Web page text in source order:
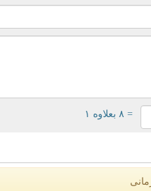
= ۸ بعلاوه ۱